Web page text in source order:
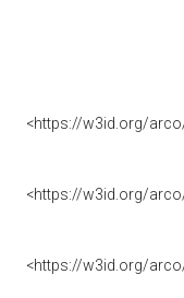
<https://w3id.org/
<https://w3id.org/
<https://w3id.org/